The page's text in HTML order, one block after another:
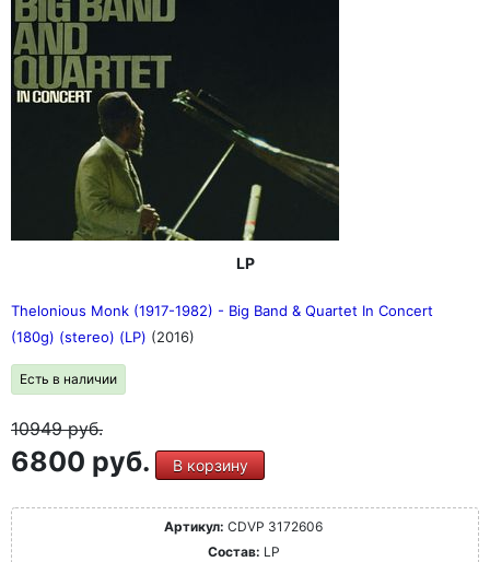
LP
Thelonious Monk (1917-1982) - Big Band & Quartet In Concert
(180g) (stereo) (LP) (2016)
Есть в наличии
10949руб.
6800 руб. В корзину
Артикул: CDVP 3172606
Состав: LP